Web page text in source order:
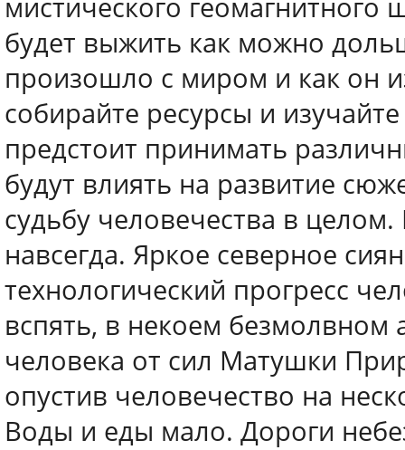
мистического
будет выжить как можно
произошло с миром и как он
собирайте ресурсы и
предстоит принимать
будут влиять на развитие
судьбу человечества в
навсегда. Яркое северное
технологический прогресс
вспять, в некоем
человека от сил Матушки
опустив человечество на
Воды и еды мало. Дороги